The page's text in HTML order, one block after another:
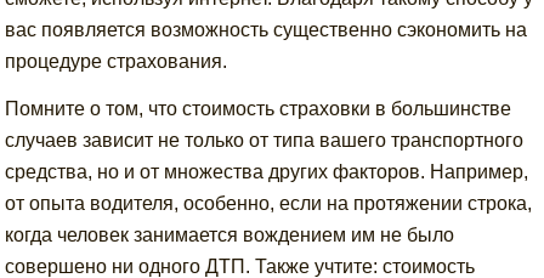
вас появляется возможность существенно сэкономить на
процедуре страхования.
Помните о том, что стоимость страховки в большинстве
случаев зависит не только от типа вашего транспортного
средства, но и от множества других факторов. Например,
от опыта водителя, особенно, если на протяжении строка,
когда человек занимается вождением им не было
совершено ни одного ДТП. Также учтите: стоимость